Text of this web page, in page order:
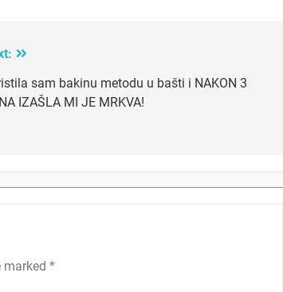
sam bakinu metodu u bašti i NAKON 3
IZAŠLA MI JE MRKVA!
marked *